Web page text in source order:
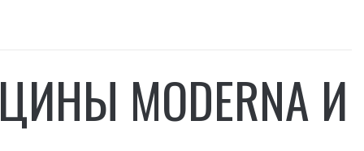
MODERNA И